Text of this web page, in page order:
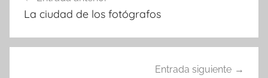
de
entradas
La ciudad de los fotógrafos
Entrada siguiente